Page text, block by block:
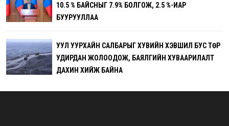
10.5 % БАЙСНЫГ 7.9% БОЛГОЖ, 2.5 %-ИАР
БУУРУУЛЛАА
УУЛ УУРХАЙН САЛБАРЫГ ХУВИЙН ХЭВШИЛ БУС ТӨР
УДИРДАН ЖОЛООДОЖ, БАЯЛГИЙН ХУВААРИЛАЛТ
ДАХИН ХИЙЖ БАЙНА